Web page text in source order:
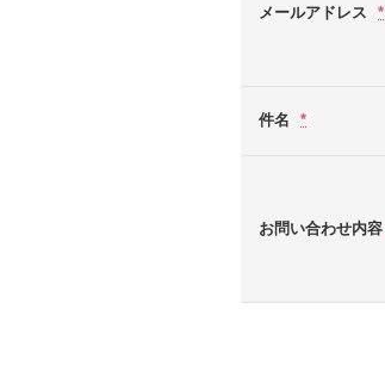
メールアドレス *
件名 *
お問い合わせ内容